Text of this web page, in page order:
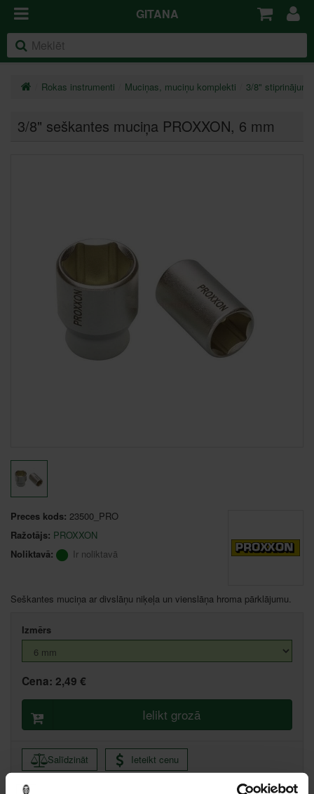
GITANA
Rokas instrumenti Muciņas, muciņu komplekti 3/8" stiprinājums
3/8" seškantes muciņa PROXXON, 6 mm
Preces kods: 23500_PRO
Ražotājs: PROXXON
Noliktavā:
Ir noliktavā
Seškantes muciņa ar divslāņu niķeļa un vienslāņa hroma pārklājumu.
Izmērs
Cena: 2,49 €
Ielikt grozā
Salīdzināt Ieteikt cenu